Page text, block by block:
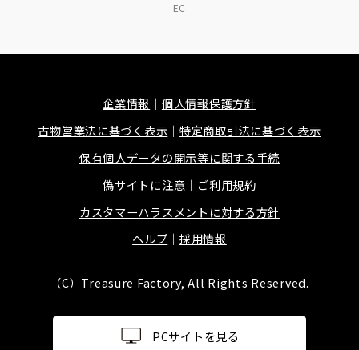
EC
企業情報
個人情報保護方針
古物営業法に基づく表示
特定商取引法に基づく表示
保有個人データの開示等に関する手続
偽サイトに注意
ご利用規約
カスタマーハラスメントに対する方針
ヘルプ
採用情報
（C）Treasure Factory, All Rights Reserved.
PCサイトを見る